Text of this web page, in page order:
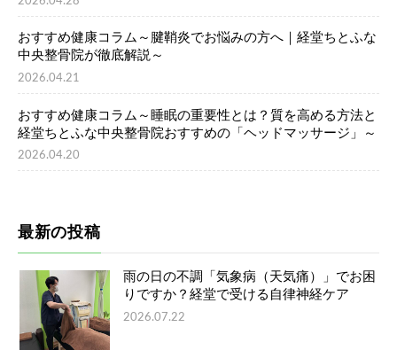
おすすめ健康コラム～腱鞘炎でお悩みの方へ｜経堂ちとふな
中央整骨院が徹底解説～
2026.04.21
おすすめ健康コラム～睡眠の重要性とは？質を高める方法と
経堂ちとふな中央整骨院おすすめの「ヘッドマッサージ」～
2026.04.20
最新の投稿
雨の日の不調「気象病（天気痛）」でお困
りですか？経堂で受ける自律神経ケア
2026.07.22